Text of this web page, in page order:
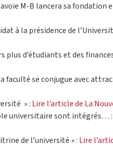
M-B lancera sa fondation
à la présidence de
plus d’étudiants et des
faculté se conjugue avec
» : Lire l’article de La
universitaire sont intégrés… :
de l’université » : Lire